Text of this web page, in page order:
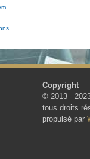
Copyright
© 2013 -
tous droits
propulsé par